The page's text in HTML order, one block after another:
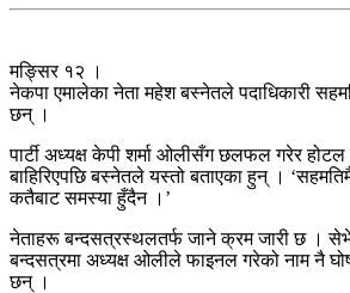
मङ्सिर १२ ।
नेकपा एमालेका नेता महेश बस्नेतले पदाधिकारी
छन् ।
पार्टी अध्यक्ष केपी शर्मा ओलीसँग छलफल गरेर होटल
बाहिरिएपछि बस्नेतले यस्तो बताएका हुन् ।
कतैबाट समस्या हुँदैन ।’
नेताहरू बन्दसत्रस्थलतर्फ जाने क्रम जारी छ ।
बन्दसत्रमा अध्यक्ष ओलीले फाइनल गरेको नाम नै
छन् ।